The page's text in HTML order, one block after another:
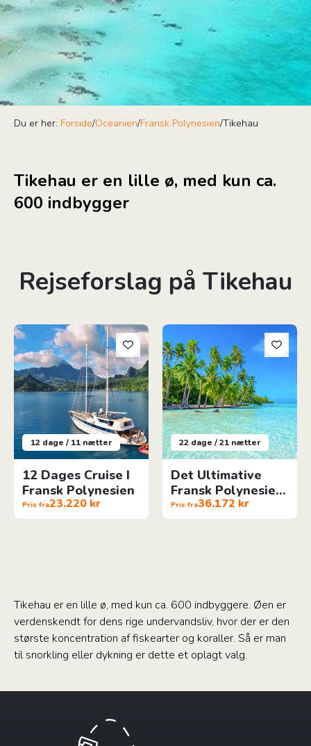
Du er her: Forside/Oceanien/Fransk Polynesien/Tikehau
Tikehau er en lille ø, med kun ca.
600 indbygger
Rejseforslag på Tikehau
12 dage / 11 nætter
12 Dages Cruise I
Fransk Polynesien
Pris fra23.220 kr
12 Dages Cruise I Fransk Polynesien
22 dage / 21 nætter
Det Ultimative
Fransk Polynesien
Ø-Hop
Pris fra36.172 kr
Det Ultimative Fransk
Tikehau er en lille ø, med kun ca. 600 indbyggere. Øen er
verdenskendt for dens rige undervandsliv, hvor der er den
største koncentration af fiskearter og koraller. Så er man
til snorkling eller dykning er dette et oplagt valg.